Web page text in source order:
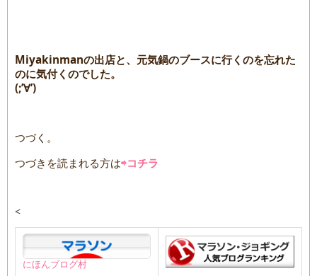
Miyakinmanの出店と、元気鍋のブースに行くのを忘れた
のに気付くのでした。
(;’∀’)
つづく。
つづきを読まれる方は⇨コチラ
<
にほんブログ村